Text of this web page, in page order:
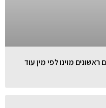
מוינו לפי מין עוד